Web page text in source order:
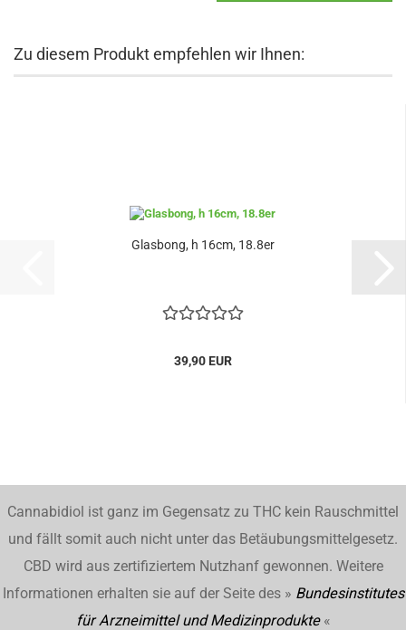
Zu diesem Produkt empfehlen wir Ihnen:
Glasbong, h 16cm, 18.8er
39,90 EUR
Cannabidiol ist ganz im Gegensatz zu THC kein Rauschmittel
und fällt somit auch nicht unter das Betäubungsmittelgesetz.
CBD wird aus zertifiziertem Nutzhanf gewonnen. Weitere
Informationen erhalten sie auf der Seite des » Bundesinstitutes
für Arzneimittel und Medizinprodukte«